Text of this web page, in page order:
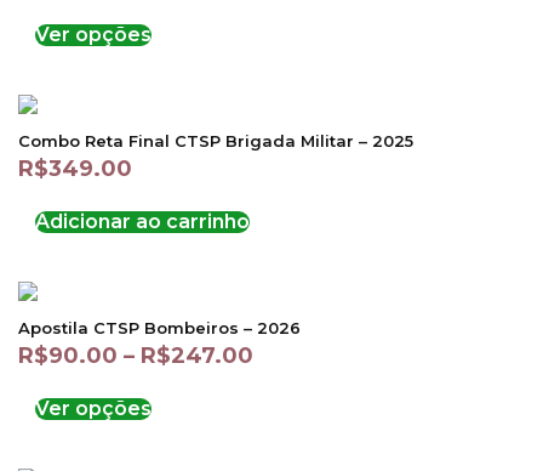
Ver opções
Combo Reta Final CTSP Brigada Militar – 2025
R$349.00
Adicionar ao carrinho
Apostila CTSP Bombeiros – 2026
R$90.00 – R$247.00
Ver opções